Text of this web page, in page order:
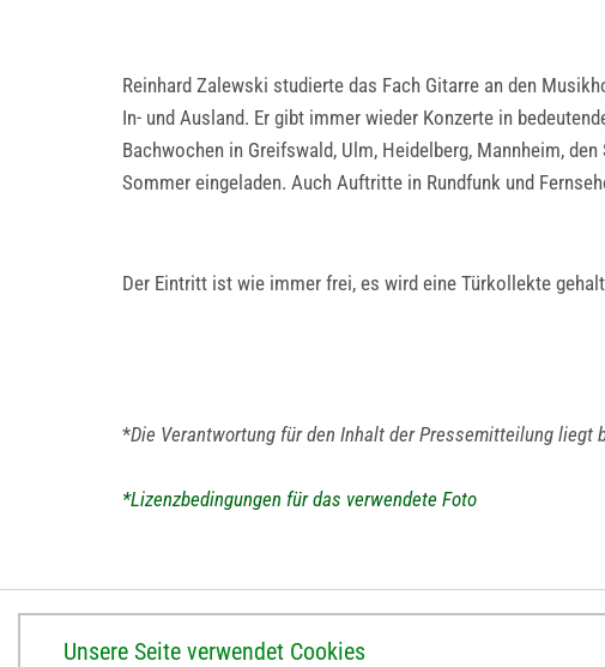
Reinhard Zalewski studierte das Fach Gitarre an den
In- und Ausland. Er gibt immer wieder Konzerte in
Bachwochen in Greifswald, Ulm, Heidelberg, Mannheim,
Sommer eingeladen. Auch Auftritte in Rundfunk und
Der Eintritt ist wie immer frei, es wird eine Türkollekte
*Die Verantwortung für den Inhalt der Pressemitteilung liegt
*Lizenzbedingungen für das verwendete Foto
BISTUM ERFURT
Unsere Seite verwendet Cookies